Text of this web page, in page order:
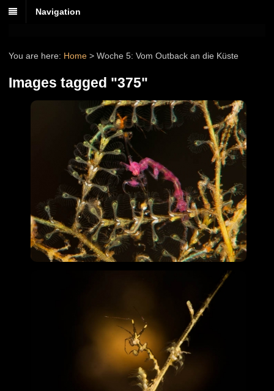
Navigation
You are here: Home > Woche 5: Vom Outback an die Küste
Images tagged "375"